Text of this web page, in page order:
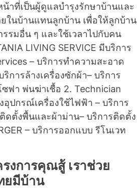
าที่เป็นผู้ดูแลบำรุงรักษาบ้านและ
ในบ้านแทนลูกบ้าน เพื่อให้ลูกบ้าน
รรมอื่น ๆ และใช้เวลาไปกับคน
LIVING SERVICE มีบริการ
– บริการทำความสะอาด
การล้างเครื่องซักผ้า– บริการ
ฟา พ่นฆ่าเชื้อ 2. Technician
อุปกรณ์เครื่องใช้ไฟฟ้า – บริการ
ตั้งพื้นและผ้าม่าน– บริการติดตั้ง
– บริการออกแบบ รีโนเวท
งการคุณสู้ เราช่วย
ยมีบ้าน